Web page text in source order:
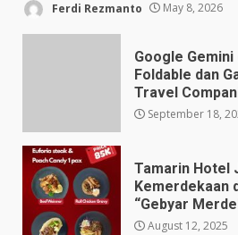
Ferdi Rezmanto May 8, 2026
Google Gemini
Foldable dan
Travel
September 18,
Tamarin Hotel
Kemerdekaan
“Gebyar
August 12, 2025